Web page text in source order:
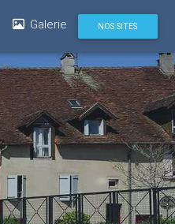
Galerie NOS SITES